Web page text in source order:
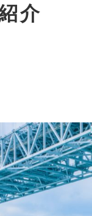
介